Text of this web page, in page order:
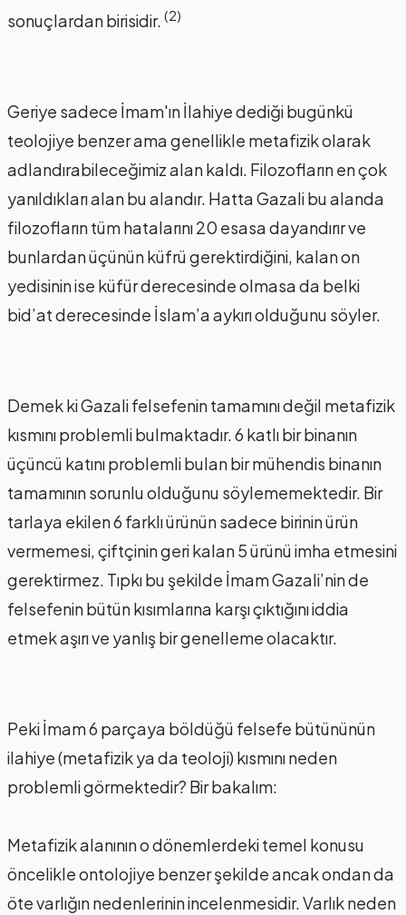
sonuçlardan birisidir. (2)
Geriye sadece İmam'ın İlahiye dediği bugünkü
teolojiye benzer ama genellikle metafizik olarak
adlandırabileceğimiz alan kaldı. Filozofların en çok
yanıldıkları alan bu alandır. Hatta Gazali bu alanda
filozofların tüm hatalarını 20 esasa dayandırır ve
bunlardan üçünün küfrü gerektirdiğini, kalan on
yedisinin ise küfür derecesinde olmasa da belki
bid’at derecesinde İslam’a aykırı olduğunu söyler.
Demek ki Gazali felsefenin tamamını değil metafizik
kısmını problemli bulmaktadır. 6 katlı bir binanın
üçüncü katını problemli bulan bir mühendis binanın
tamamının sorunlu olduğunu söylememektedir. Bir
tarlaya ekilen 6 farklı ürünün sadece birinin ürün
vermemesi, çiftçinin geri kalan 5 ürünü imha etmesini
gerektirmez. Tıpkı bu şekilde İmam Gazali’nin de
felsefenin bütün kısımlarına karşı çıktığını iddia
etmek aşırı ve yanlış bir genelleme olacaktır.
Peki İmam 6 parçaya böldüğü felsefe bütününün
ilahiye (metafizik ya da teoloji) kısmını neden
problemli görmektedir? Bir bakalım:
Metafizik alanının o dönemlerdeki temel konusu
öncelikle ontolojiye benzer şekilde ancak ondan da
öte varlığın nedenlerinin incelenmesidir. Varlık neden